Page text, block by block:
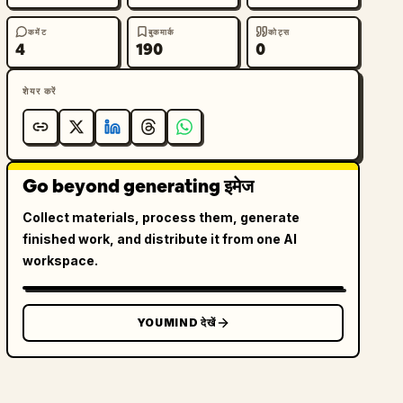
कमेंट
4
बुकमार्क
190
कोट्स
0
शेयर करें
Go beyond generating इमेज
Collect materials, process them, generate
finished work, and distribute it from one AI
workspace.
YOUMIND देखें